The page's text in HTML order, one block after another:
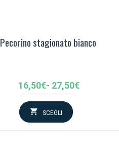
Pecorino stagionato bianco
16,50€- 27,50€
Fascia
prezzo:
da
SCEGLI